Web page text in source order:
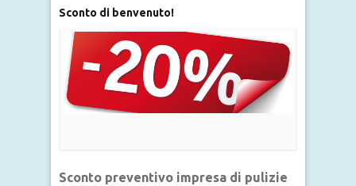
Sconto di benvenuto!
Sconto preventivo impresa di pulizie